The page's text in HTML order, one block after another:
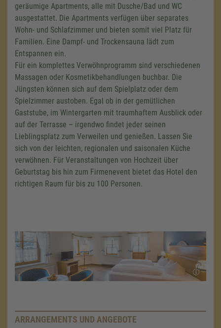
geräumige Apartments, alle mit Dusche/Bad und WC
ausgestattet. Die Apartments verfügen über separates
Wohn- und Schlafzimmer und bieten somit viel Platz für
Familien. Eine Dampf- und Trockensauna lädt zum
Entspannen ein.
Für ein komplettes Verwöhnprogramm sind verschiedenen
Massagen oder Kosmetikbehandlungen buchbar. Die
Jüngsten können sich auf dem Spielplatz oder dem
Spielzimmer austoben. Egal ob in der gemütlichen
Gaststube, im Wintergarten mit traumhaftem Ausblick oder
auf der Terrasse – irgendwo findet jeder seinen
Lieblingsplatz zum Verweilen und genießen. Lassen Sie
sich von der leichten, regionalen und saisonalen Küche
verwöhnen. Für Veranstaltungen von Hochzeit über
Geburtstag bis hin zum Firmenevent bietet das Hotel den
richtigen Raum für bis zu 100 Personen.
ARRANGEMENTS UND ANGEBOTE